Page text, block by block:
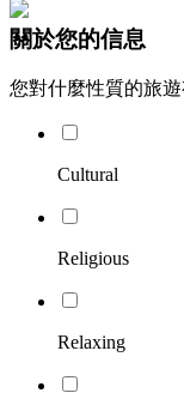
關於您的信息
您對什麼性質的旅遊
Cultural
Religious
Relaxing